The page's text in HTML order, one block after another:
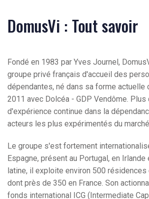
DomusVi : Tout savoir
Fondé en 1983 par Yves Journel,
groupe privé français d'accueil des
dépendantes, né dans sa forme actuelle
2011 avec Dolcéa - GDP Vendôme. Plus
d'expérience continue dans la
acteurs les plus expérimentés du marché.
Le groupe s'est fortement
Espagne, présent au Portugal, en Irlande
latine, il exploite environ 500 résidences
dont près de 350 en France. Son
fonds international ICG (Intermediate